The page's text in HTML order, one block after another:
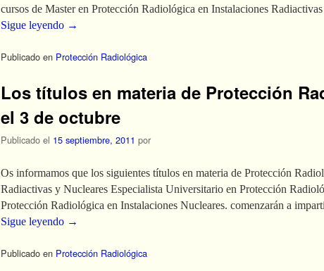
cursos de Master en Protección Radiológica en Instalaciones
Sigue leyendo →
Publicado en Protección Radiológica
Los títulos en materia de Protección
el 3 de octubre
Publicado el 15 septiembre, 2011 por
Os informamos que los siguientes títulos en materia de Protección
Radiactivas y Nucleares Especialista Universitario en Protección
Protección Radiológica en Instalaciones Nucleares. comenzarán a
Sigue leyendo →
Publicado en Protección Radiológica